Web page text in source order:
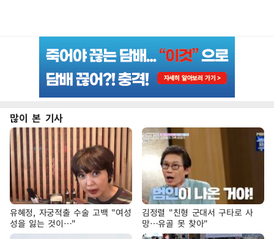
많이 본 기사
유혜정, 자궁적출 수술 고백 "여성
성을 잃는 것이…"
김정렬 "친형 군대서 구타로 사
망…유골 못 찾아"